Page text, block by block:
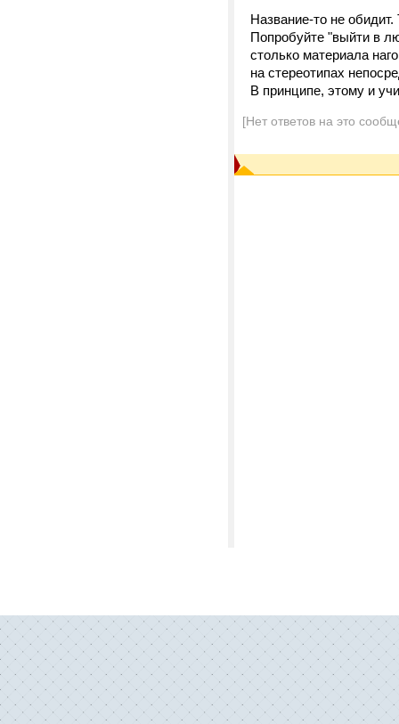
Название-то не
Попробуйте "выйти в
столько материала
на стереотипах
В принципе, этому и
[Нет ответов на это